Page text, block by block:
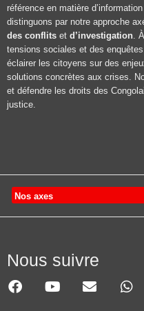
référence en matière
distinguons par notre approche
des conflits et d’investigation.
tensions sociales et des
éclairer les citoyens sur des
solutions concrètes aux crises.
et défendre les droits des
justice.
Nos axes
Nous suivre